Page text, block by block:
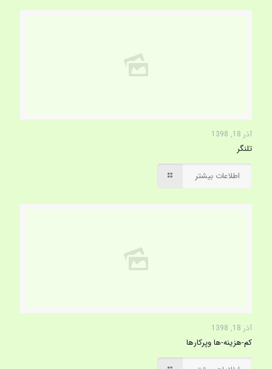
آذر 18, 1398
تلنگر
اطلاعات بیشتر
آذر 18, 1398
کم-هزینه-ها وپرکارها